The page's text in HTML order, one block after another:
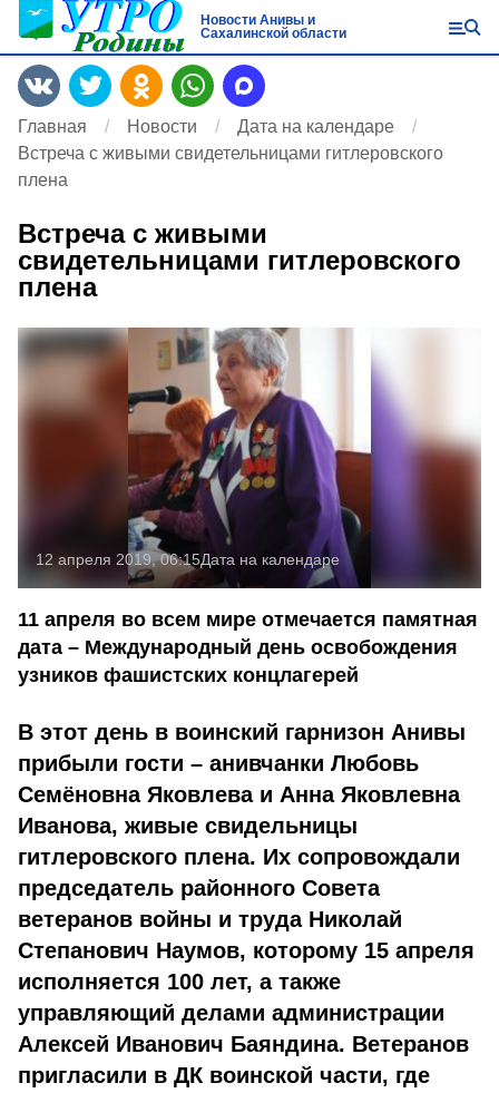
Новости Анивы и
Сахалинской области
Главная Новости
Дата на календаре
Встреча с живыми свидетельницами гитлеровского
плена
Встреча с живыми
свидетельницами гитлеровского
плена
12 апреля 2019, 06:15Дата на календаре
11 апреля во всем мире отмечается памятная
дата – Международный день освобождения
узников фашистских концлагерей
В этот день в воинский гарнизон Анивы
прибыли гости – анивчанки Любовь
Семёновна Яковлева и Анна Яковлевна
Иванова, живые свидельницы
гитлеровского плена. Их сопровождали
председатель районного Совета
ветеранов войны и труда Николай
Степанович Наумов, которому 15 апреля
исполняется 100 лет, а также
управляющий делами администрации
Алексей Иванович Баяндина. Ветеранов
пригласили в ДК воинской части, где